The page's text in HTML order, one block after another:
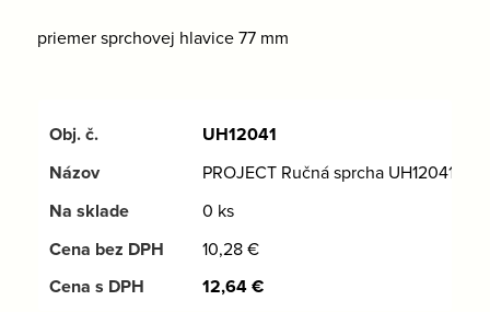
priemer sprchovej hlavice 77 mm
UH12041
PROJECT Ručná sprcha UH12041
0 ks
10,28€
12,64€